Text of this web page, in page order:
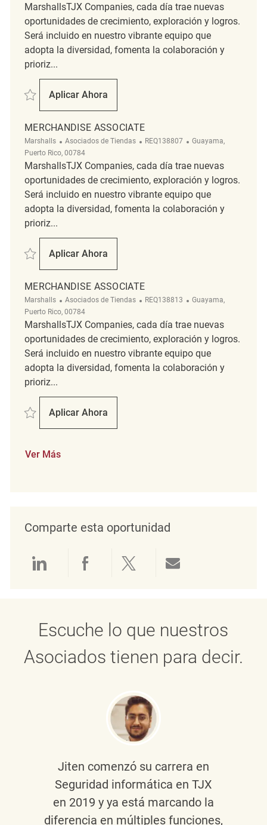
MarshallsTJX Companies, cada día trae nuevas
oportunidades de crecimiento, exploración y logros.
Será incluido en nuestro vibrante equipo que
adopta la diversidad, fomenta la colaboración y
prioriz...
Salvar Merchandise Associate REQ130782
Aplicar Ahora
Merchandise Associate
MERCHANDISE ASSOCIATE
Marshalls Categoría
Asociados de Tiendas ReqId
REQ138807 Ubicación
Guayama,
Puerto Rico, 00784
MarshallsTJX Companies, cada día trae nuevas
oportunidades de crecimiento, exploración y logros.
Será incluido en nuestro vibrante equipo que
adopta la diversidad, fomenta la colaboración y
prioriz...
Salvar Merchandise Associate REQ138807
Aplicar Ahora
Merchandise Associate
MERCHANDISE ASSOCIATE
Marshalls Categoría
Asociados de Tiendas ReqId
REQ138813 Ubicación
Guayama,
Puerto Rico, 00784
MarshallsTJX Companies, cada día trae nuevas
oportunidades de crecimiento, exploración y logros.
Será incluido en nuestro vibrante equipo que
adopta la diversidad, fomenta la colaboración y
prioriz...
Salvar Merchandise Associate REQ138813
Aplicar Ahora
Merchandise Associate
Ver Más
Comparte esta oportunidad
Compartir a través de LinkedIn
Compartir a través de
Compartir a través
Escuche lo que nuestros
Asociados tienen para decir.
Jiten comenzó su carrera en
Seguridad informática en TJX
en 2019 y ya está marcando la
diferencia en múltiples funciones,